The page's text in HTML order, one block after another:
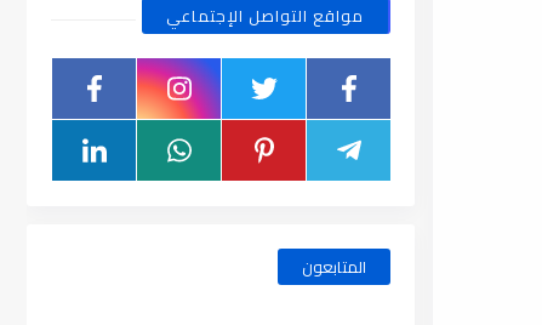
مواقع التواصل الإجتماعي
المتابعون